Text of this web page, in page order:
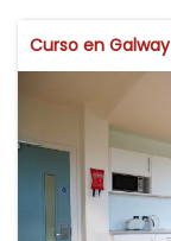
Curso en Galway